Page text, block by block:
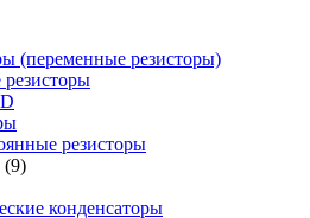
(переменные резисторы)
резисторы
(9)
конденсаторы